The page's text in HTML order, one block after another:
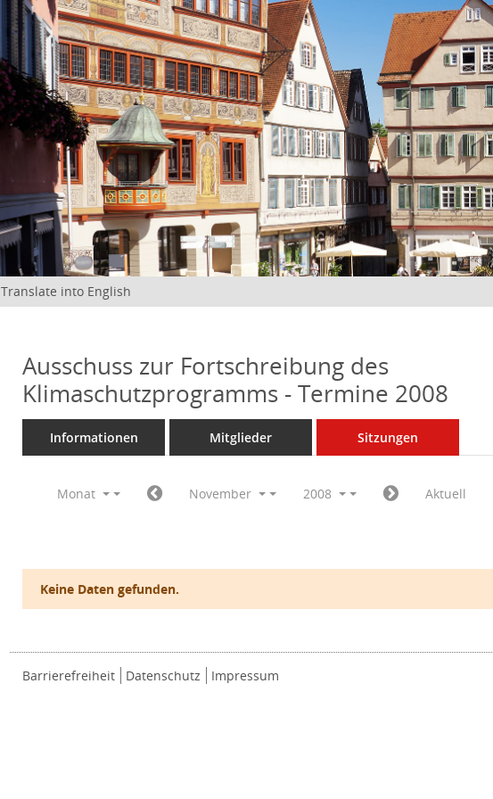
Translate into English
Ausschuss zur Fortschreibung des
Klimaschutzprogramms - Termine 2008
Informationen Mitglieder Sitzungen
Monat November 2008 Aktuell
Keine Daten gefunden.
Barrierefreiheit Datenschutz Impressum